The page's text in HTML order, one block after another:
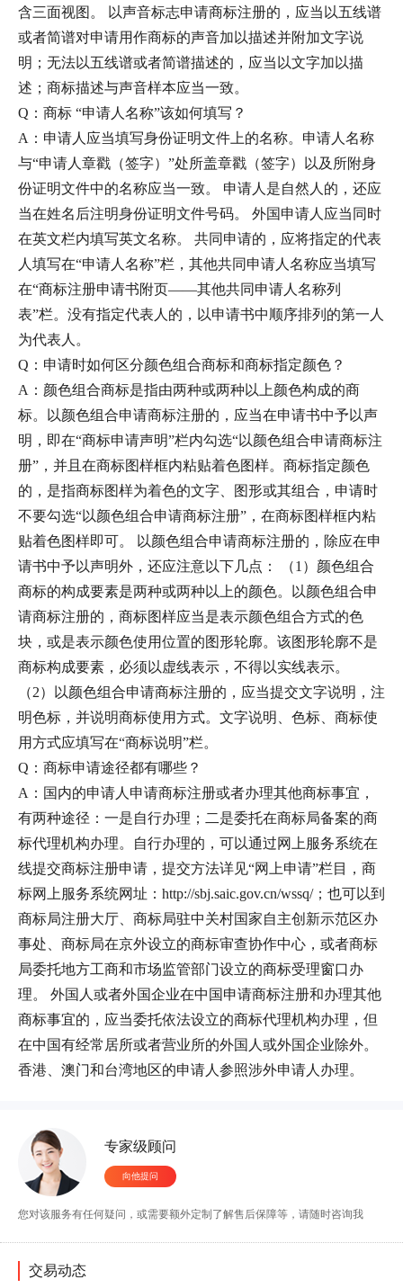
含三面视图。 以声音标志申请商标注册的，应当以五线谱
或者简谱对申请用作商标的声音加以描述并附加文字说
明；无法以五线谱或者简谱描述的，应当以文字加以描
述；商标描述与声音样本应当一致。
Q：商标 “申请人名称”该如何填写？
A：申请人应当填写身份证明文件上的名称。申请人名称
与“申请人章戳（签字）”处所盖章戳（签字）以及所附身
份证明文件中的名称应当一致。 申请人是自然人的，还应
当在姓名后注明身份证明文件号码。 外国申请人应当同时
在英文栏内填写英文名称。 共同申请的，应将指定的代表
人填写在“申请人名称”栏，其他共同申请人名称应当填写
在“商标注册申请书附页——其他共同申请人名称列
表”栏。没有指定代表人的，以申请书中顺序排列的第一人
为代表人。
Q：申请时如何区分颜色组合商标和商标指定颜色？
A：颜色组合商标是指由两种或两种以上颜色构成的商
标。以颜色组合申请商标注册的，应当在申请书中予以声
明，即在“商标申请声明”栏内勾选“以颜色组合申请商标注
册”，并且在商标图样框内粘贴着色图样。商标指定颜色
的，是指商标图样为着色的文字、图形或其组合，申请时
不要勾选“以颜色组合申请商标注册”，在商标图样框内粘
贴着色图样即可。 以颜色组合申请商标注册的，除应在申
请书中予以声明外，还应注意以下几点： （1）颜色组合
商标的构成要素是两种或两种以上的颜色。以颜色组合申
请商标注册的，商标图样应当是表示颜色组合方式的色
块，或是表示颜色使用位置的图形轮廓。该图形轮廓不是
商标构成要素，必须以虚线表示，不得以实线表示。
（2）以颜色组合申请商标注册的，应当提交文字说明，注
明色标，并说明商标使用方式。文字说明、色标、商标使
用方式应填写在“商标说明”栏。
Q：商标申请途径都有哪些？
A：国内的申请人申请商标注册或者办理其他商标事宜，
有两种途径：一是自行办理；二是委托在商标局备案的商
标代理机构办理。自行办理的，可以通过网上服务系统在
线提交商标注册申请，提交方法详见“网上申请”栏目，商
标网上服务系统网址：http://sbj.saic.gov.cn/wssq/；也可以到
商标局注册大厅、商标局驻中关村国家自主创新示范区办
事处、商标局在京外设立的商标审查协作中心，或者商标
局委托地方工商和市场监管部门设立的商标受理窗口办
理。 外国人或者外国企业在中国申请商标注册和办理其他
商标事宜的，应当委托依法设立的商标代理机构办理，但
在中国有经常居所或者营业所的外国人或外国企业除外。
香港、澳门和台湾地区的申请人参照涉外申请人办理。
专家级顾问
向他提问
您对该服务有任何疑问，或需要额外定制了解售后保障等，请随时咨询我
交易动态
4小时前 138****6845成功申请文字作品
4小时前 136****5125成功申请艺术作品
3小时前 138****9512成功申请文字作品
2小时前 199****5586成功申请美术作品
1小时前 138****2365成功申请文字作品
7小时前 138****6558成功申请软件作品